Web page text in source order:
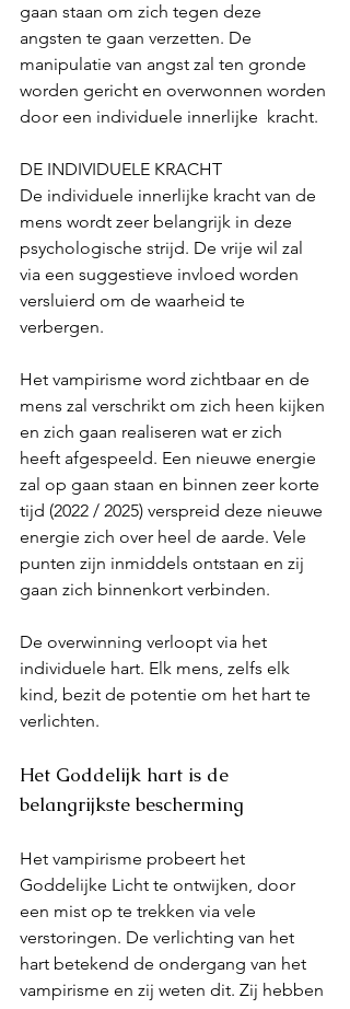
gaan staan om zich tegen deze
angsten te gaan verzetten. De
manipulatie van angst zal ten gronde
worden gericht en overwonnen worden
door een individuele innerlijke  kracht.
DE INDIVIDUELE KRACHT
De individuele innerlijke kracht van de
mens wordt zeer belangrijk in deze
psychologische strijd. De vrije wil zal
via een suggestieve invloed worden
versluierd om de waarheid te
verbergen.
Het vampirisme word zichtbaar en de
mens zal verschrikt om zich heen kijken
en zich gaan realiseren wat er zich
heeft afgespeeld. Een nieuwe energie
zal op gaan staan en binnen zeer korte
tijd (2022 / 2025) verspreid deze nieuwe
energie zich over heel de aarde. Vele
punten zijn inmiddels ontstaan en zij
gaan zich binnenkort verbinden.
De overwinning verloopt via het
individuele hart. Elk mens, zelfs elk
kind, bezit de potentie om het hart te
verlichten.
Het Goddelijk hart is de
belangrijkste bescherming
Het vampirisme probeert het
Goddelijke Licht te ontwijken, door
een mist op te trekken via vele
verstoringen. De verlichting van het
hart betekend de ondergang van het
vampirisme en zij weten dit. Zij hebben